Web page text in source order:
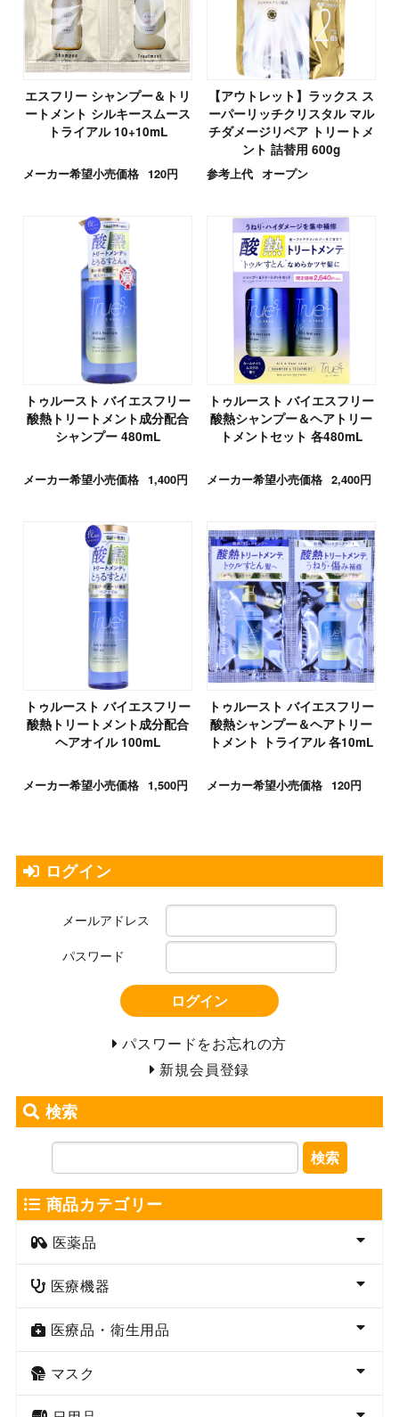
エスフリー シャンプー＆トリ
ートメント シルキースムース
トライアル 10+10mL
メーカー希望小売価格 120円
【アウトレット】ラックス ス
ーパーリッチクリスタル マル
チダメージリペア トリートメ
ント 詰替用 600g
参考上代 オープン
トゥルースト バイエスフリー
酸熱トリートメント成分配合
シャンプー 480mL
メーカー希望小売価格 1,400円
トゥルースト バイエスフリー
酸熱シャンプー＆ヘアトリー
トメントセット 各480mL
メーカー希望小売価格 2,400円
トゥルースト バイエスフリー
酸熱トリートメント成分配合
ヘアオイル 100mL
メーカー希望小売価格 1,500円
トゥルースト バイエスフリー
酸熱シャンプー＆ヘアトリー
トメント トライアル 各10mL
メーカー希望小売価格 120円
ログイン
メールアドレス
パスワード
ログイン
パスワードをお忘れの方
新規会員登録
検索
検索
商品カテゴリー
医薬品
医療機器
医療品・衛生用品
マスク